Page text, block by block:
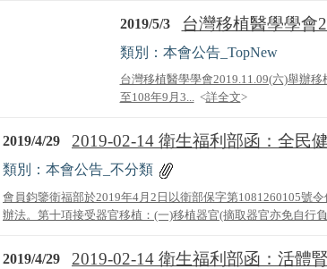
2019/5/3 台灣移植醫學學會
類別：本會公告_TopNew
台灣移植醫學學會2019.11.09(六)舉辦
至108年9月3...<詳全文>
2019/4/29 2019-02-14 衛生福利部函：全民
類別：本會公告_不分類
會員鈞鑒衛福部於2019年4月2日以衛部保字第1081260105號
辦法。第十項接受器官移植：(一)移植器官(摘取器官亦免自行
2019/4/29 2019-02-14 衛生福利部函：活體